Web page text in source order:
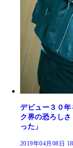
デビュー３０
ク界の恐ろし
った」
2019年04月08日